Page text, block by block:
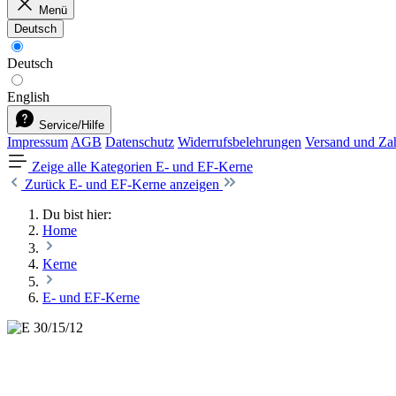
Menü
Deutsch
Deutsch
English
Service/Hilfe
Impressum AGB Datenschutz Widerrufsbelehrungen Versand und
Zeige alle Kategorien E- und EF-Kerne
Zurück E- und EF-Kerne anzeigen
Du bist hier:
Home
Kerne
E- und EF-Kerne